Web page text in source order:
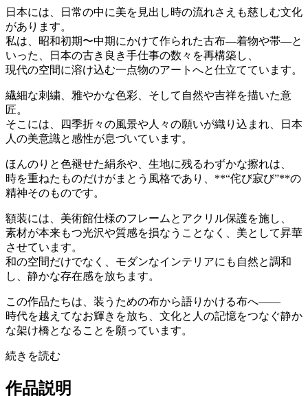
日本には、日常の中に美を見出し時の流れさえも慈しむ文化
があります。
私は、昭和初期〜中期にかけて作られた古布―着物や帯―と
いった、日本の古き良き手仕事の数々を再構築し、
現代の空間に溶け込む一点物のアートへと仕立てています。
繊細な刺繍、雅やかな色彩、そして自然や吉祥を描いた意
匠。
そこには、四季折々の風景や人々の願いが織り込まれ、日本
人の美意識と感性が息づいています。
ほんのりと色褪せた絹糸や、生地に残るわずかな擦れは、
時を重ねたものだけがまとう風格であり、**“侘び寂び”**の
精神そのものです。
額装には、美術館仕様のフレームとアクリル保護を施し、
素材が本来もつ光沢や質感を損なうことなく、美として昇華
させています。
和の空間だけでなく、モダンなインテリアにも自然と調和
し、静かな存在感を放ちます。
この作品たちは、装うための布から語りかける布へ――
時代を越えてなお輝きを放ち、文化と人の記憶をつなぐ静か
な架け橋となることを願っています。
続きを読む
作品説明